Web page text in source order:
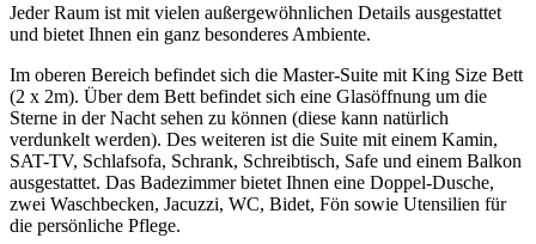
Jeder Raum ist mit vielen außergewöhnlichen Details ausgestattet
und bietet Ihnen ein ganz besonderes Ambiente.
Im oberen Bereich befindet sich die Master-Suite mit King Size Bett
(2 x 2m). Über dem Bett befindet sich eine Glasöffnung um die
Sterne in der Nacht sehen zu können (diese kann natürlich
verdunkelt werden). Des weiteren ist die Suite mit einem Kamin,
SAT-TV, Schlafsofa, Schrank, Schreibtisch, Safe und einem Balkon
ausgestattet. Das Badezimmer bietet Ihnen eine Doppel-Dusche,
zwei Waschbecken, Jacuzzi, WC, Bidet, Fön sowie Utensilien für
die persönliche Pflege.